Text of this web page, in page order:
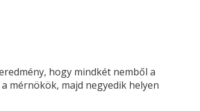
hogy mindkét nemből a
mérnökök, majd negyedik helyen